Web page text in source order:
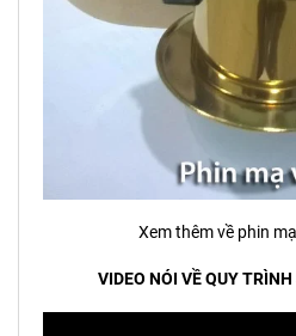
Xem thêm về phin
VIDEO NÓI VỀ QUY